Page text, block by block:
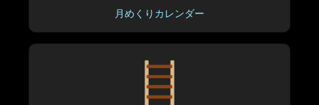
月めくりカレンダー